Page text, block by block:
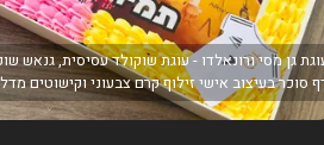
גן מסי ורונאלדו - עוגת שוקולד עסיסית, גנאש
סוכר בעיצוב אישי זילוף קרם צבעוני וקישוטים